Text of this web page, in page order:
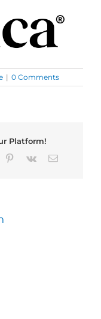
| 0 Comments
Platform!
Pinterest
Vk Email